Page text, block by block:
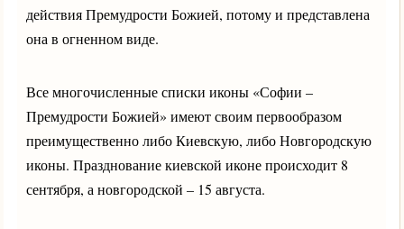
действия Премудрости Божией, потому и представлена
она в огненном виде.
Все многочисленные списки иконы «Софии –
Премудрости Божией» имеют своим первообразом
преимущественно либо Киевскую, либо Новгородскую
иконы. Празднование киевской иконе происходит 8
сентября, а новгородской – 15 августа.